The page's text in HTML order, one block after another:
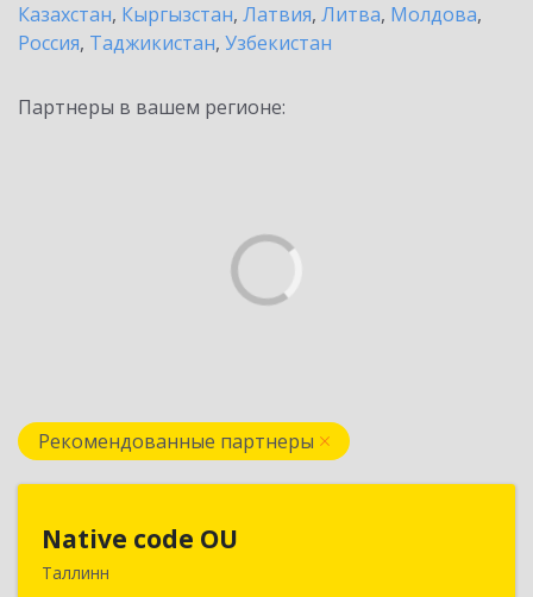
Казахстан, Кыргызстан, Латвия, Литва, Молдова,
Россия, Таджикистан, Узбекистан
Партнеры в вашем регионе:
Рекомендованные партнеры
Native code OU
Таллинн